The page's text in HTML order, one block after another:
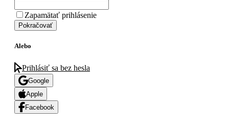
Zapamätať prihlásenie
Pokračovať
Alebo
Prihlásiť sa bez hesla
Google
Apple
Facebook